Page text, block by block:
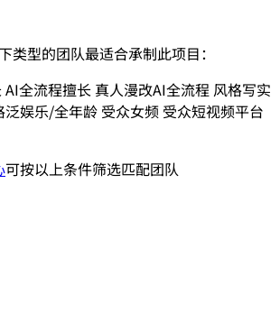
类型的团队最适合承制此项目：
AI全流程擅长 真人漫改AI全流程 风格写实
泛娱乐/全年龄 受众女频 受众短视频平台
可按以上条件筛选匹配团队